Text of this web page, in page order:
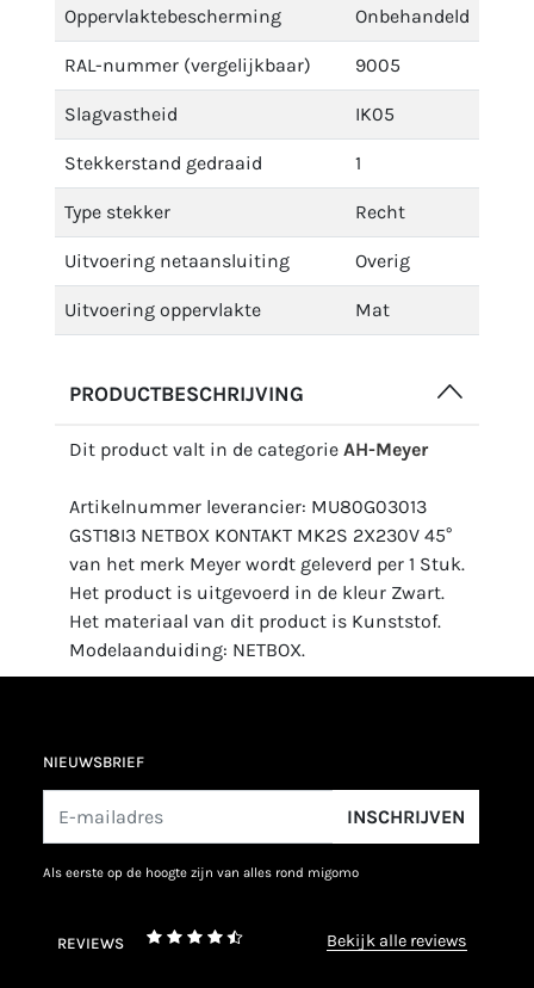
Oppervlaktebescherming Onbehandeld
RAL-nummer (vergelijkbaar) 9005
Slagvastheid IK05
Stekkerstand gedraaid 1
Type stekker Recht
Uitvoering netaansluiting Overig
Uitvoering oppervlakte Mat
PRODUCTBESCHRIJVING
Dit product valt in de categorie AH-Meyer
Artikelnummer leverancier: MU80G03013
GST18I3 NETBOX KONTAKT MK2S 2X230V 45°
van het merk Meyer wordt geleverd per 1 Stuk.
Het product is uitgevoerd in de kleur Zwart.
Het materiaal van dit product is Kunststof.
Modelaanduiding: NETBOX.
NIEUWSBRIEF
INSCHRIJVEN
als eerste op de hoogte zijn van alles rond migomo
REVIEWS bekijk alle reviews